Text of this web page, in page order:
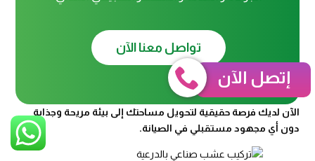
تواصل معنا الآن
الآن لديك فرصة حقيقية لتحويل مساحتك إلى بيئة مريحة وجذابة
دون أي مجهود مستقبلي في الصيانة.
إتصل الآن